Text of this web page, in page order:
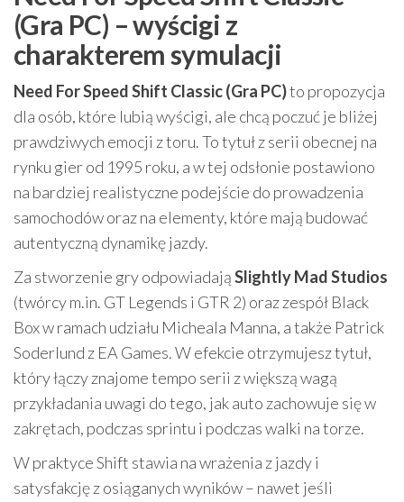
(Gra PC) – wyścigi z
charakterem symulacji
Need For Speed Shift Classic (Gra PC)to propozycja
dla osób, które lubią wyścigi, ale chcą poczuć je bliżej
prawdziwych emocji z toru. To tytuł z serii obecnej na
rynku gier od 1995 roku, a w tej odsłonie postawiono
na bardziej realistyczne podejście do prowadzenia
samochodów oraz na elementy, które mają budować
autentyczną dynamikę jazdy.
Za stworzenie gry odpowiadająSlightly Mad Studios
(twórcy m.in. GT Legends i GTR 2) oraz zespół Black
Box w ramach udziału Micheala Manna, a także Patrick
Soderlund z EA Games. W efekcie otrzymujesz tytuł,
który łączy znajome tempo serii z większą wagą
przykładania uwagi do tego, jak auto zachowuje się w
zakrętach, podczas sprintu i podczas walki na torze.
W praktyce Shift stawia na wrażenia z jazdy i
satysfakcję z osiąganych wyników – nawet jeśli